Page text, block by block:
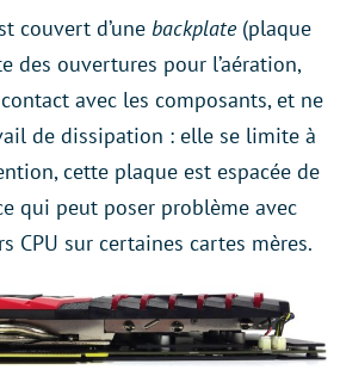
couvert d’une backplate(plaque
des ouvertures pour l’aération,
avec les composants, et ne
de dissipation : elle se limite à
cette plaque est espacée de
qui peut poser problème avec
CPU sur certaines cartes mères.